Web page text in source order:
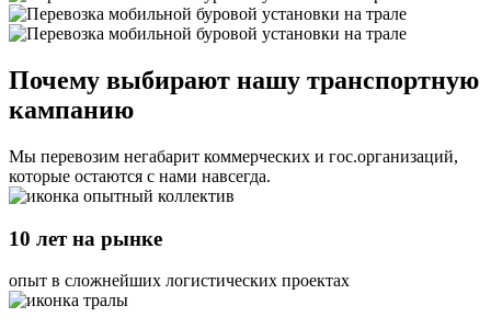
Почему выбирают нашу транспортную
кампанию
Мы перевозим негабарит коммерческих и гос.организаций,
которые остаются с нами навсегда.
10 лет на рынке
опыт в сложнейших логистических проектах